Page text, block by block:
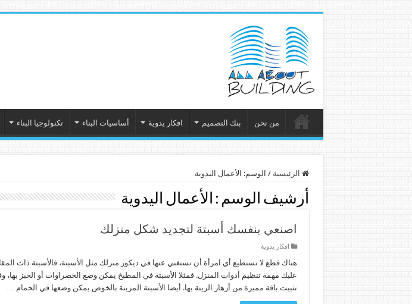
من نحن بنك التصميم افكار يدوية أساسيات البناء تكنولوجيا البناء
الرئيسية / الوسم: الأعمال اليدوية
أرشيف الوسم : الأعمال اليدوية
اصنعي بنفسك أسبتة لتجديد شكل منزلك
افكار يدوية
هناك قطع لا تستطيع أي امرأة أن تستغني عنها في ديكور منزلك مثل الأسبتة، فالأسبتة ذات
عليك مهمة تنظيم أدوات المنزل. فمثلا الأسبتة في المطبخ يمكن وضع الخضراوات أو الخبز بها،
تثبيت باقة مميزة من أزهار الزينة بها. أيضا الأسبتة المزينة بالخوص يمكن وضعها في الحمام …